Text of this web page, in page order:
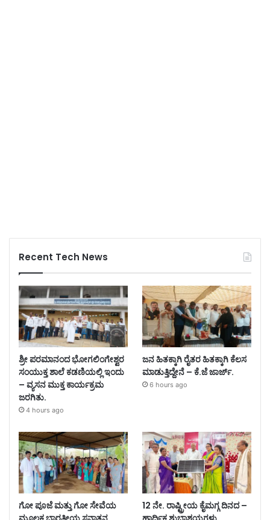
Recent Tech News
ಶ್ರೀ ಪರಮಾನಂದ ಭೋಗಲಿಂಗೇಶ್ವರ
ಸಂಯುಕ್ತ ಶಾಲೆ ಕಡಣಿಯಲ್ಲಿ ಇಂದು
– ವ್ಯಸನ ಮುಕ್ತ ಕಾರ್ಯಕ್ರಮ
ಜರಗಿತು.
4 hours ago
ಜನ ಹಿತಕ್ಕಾಗಿ ರೈತರ ಹಿತಕ್ಕಾಗಿ ಕೆಲಸ
ಮಾಡುತ್ತಿದ್ದೇನೆ – ಕೆ.ಜೆ ಜಾರ್ಜ್.
6 hours ago
ಗೋ ಪೂಜೆ ಮತ್ತು ಗೋ ಸೇವೆಯ
12 ನೇ. ರಾಷ್ಟ್ರೀಯ ಕೈಮಗ್ಗ ದಿನದ –